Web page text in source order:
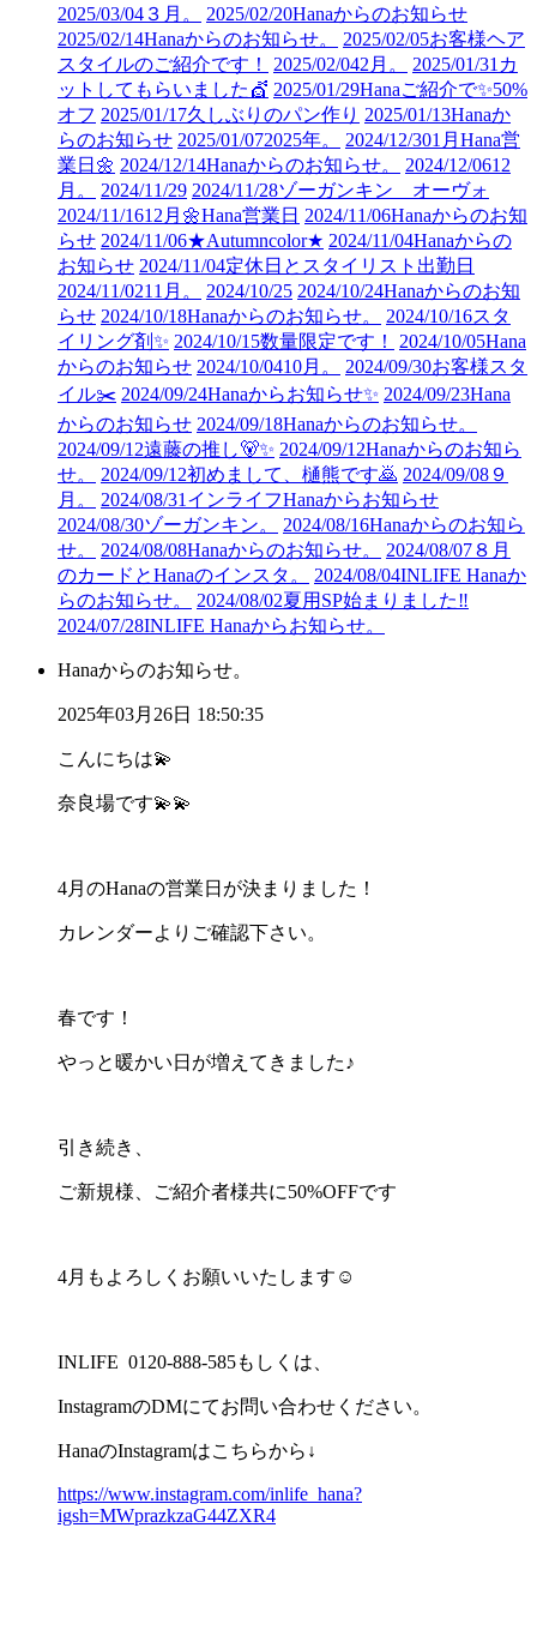
2025/03/04 ３月。 2025/02/20Hanaからのお知らせ
2025/02/14Hanaからのお知らせ。 2025/02/05お客様ヘア
スタイルのご紹介です！
2025/02/042月。 2025/01/31 カ
ットしてもらいました💇 2025/01/29Hanaご紹介で✨50%
オフ 2025/01/17久しぶりのパン作り 2025/01/13Hanaか
らのお知らせ 2025/01/072025年。 2024/12/301月Hana営
業日🌼 2024/12/14Hanaからのお知らせ。 2024/12/0612
月。
2024/11/29 2024/11/28ゾーガンキン オーヴォ
2024/11/1612月🌼Hana営業日 2024/11/06Hanaからのお知
らせ 2024/11/06★Autumncolor★ 2024/11/04Hanaからの
お知らせ 2024/11/04定休日とスタイリスト出勤日
2024/11/0211月。 2024/10/25 2024/10/24Hanaからのお知
らせ 2024/10/18Hanaからのお知らせ。 2024/10/16スタ
イリング剤✨ 2024/10/15数量限定です！ 2024/10/05Hana
からのお知らせ 2024/10/0410月。 2024/09/30お客様スタ
イル✂️ 2024/09/24Hanaからお知らせ✨ 2024/09/23Hana
からのお知らせ 2024/09/18Hanaからのお知らせ。
2024/09/12遠藤の推し🐻✨ 2024/09/12Hanaからのお知ら
せ。
2024/09/12初めまして、樋熊です🙇 2024/09/08 ９
月。
2024/08/31 インライフHanaからお知らせ
2024/08/30ゾーガンキン。 2024/08/16Hanaからのお知ら
せ。
2024/08/08Hanaからのお知らせ。 2024/08/07８月
のカードとHanaのインスタ。
2024/08/04INLIFE Hanaか
らのお知らせ。
2024/08/02夏用SP始まりました‼︎
2024/07/28INLIFE Hanaからお知らせ。
Hanaからのお知らせ。
2025年03月26日 18:50:35
こんにちは💫
奈良場です💫💫
4月のHanaの営業日が決まりました！
カレンダーよりご確認下さい。
春です！
やっと暖かい日が増えてきました♪
引き続き、
ご新規様、ご紹介者様共に50%OFFです
4月もよろしくお願いいたします☺︎
INLIFE 0120-888-585もしくは、
InstagramのDMにてお問い合わせください。
HanaのInstagramはこちらから↓
https://www.instagram.com/inlife_hana?
igsh=MWprazkzaG44ZXR4